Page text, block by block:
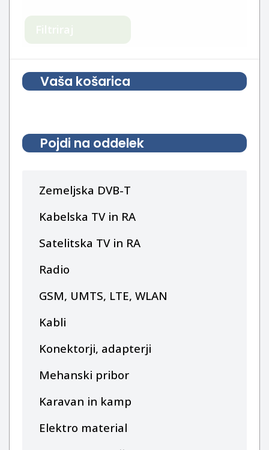
Vaša košarica
Pojdi na oddelek
Zemeljska DVB-T
Kabelska TV in RA
Satelitska TV in RA
Radio
GSM, UMTS, LTE, WLAN
Kabli
Konektorji, adapterji
Mehanski pribor
Karavan in kamp
Elektro material